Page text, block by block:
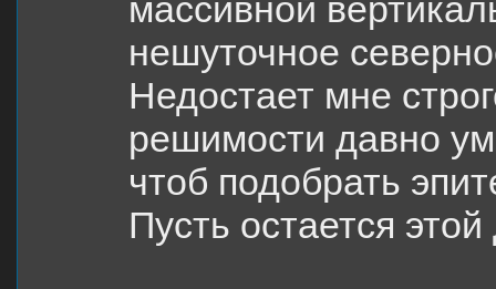
массивной
нешуточное
Недостает мне
решимости давно
чтоб подобрать
Пусть остается